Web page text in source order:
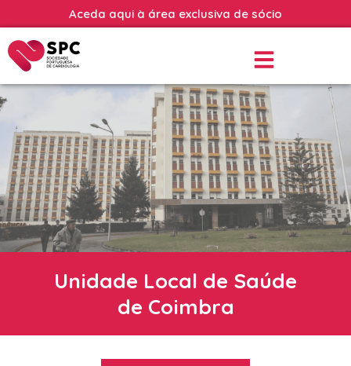
Aceda aqui à área exclusiva de sócio
Unidade Local de Saúde
de Coimbra